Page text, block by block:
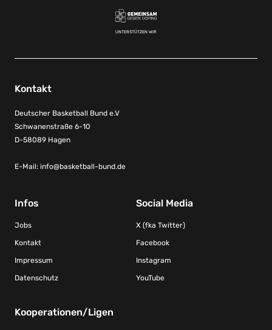
UNTERSTÜTZEN WIR
Kontakt
Deutscher Basketball Bund e.V
Schwanenstraße 6-10
D-58089 Hagen
E-Mail: info@basketball-bund.de
Infos
Jobs
Kontakt
Impressum
Datenschutz
Social Media
X (fka Twitter)
Facebook
Instagram
YouTube
Kooperationen/Ligen